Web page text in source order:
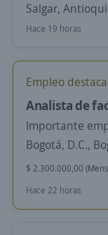
Salgar,
Hace 19 horas
Empleo
Analista de
Importante
Bogotá, D.C.,
$ 2.300.000,00
Hace 22 horas